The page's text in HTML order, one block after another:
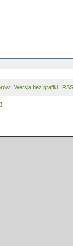
| Wersja bez grafiki | RSS